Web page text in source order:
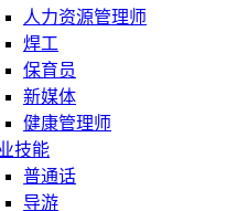
人力资源管理师
焊工
保育员
新媒体
健康管理师
技能
普通话
导游